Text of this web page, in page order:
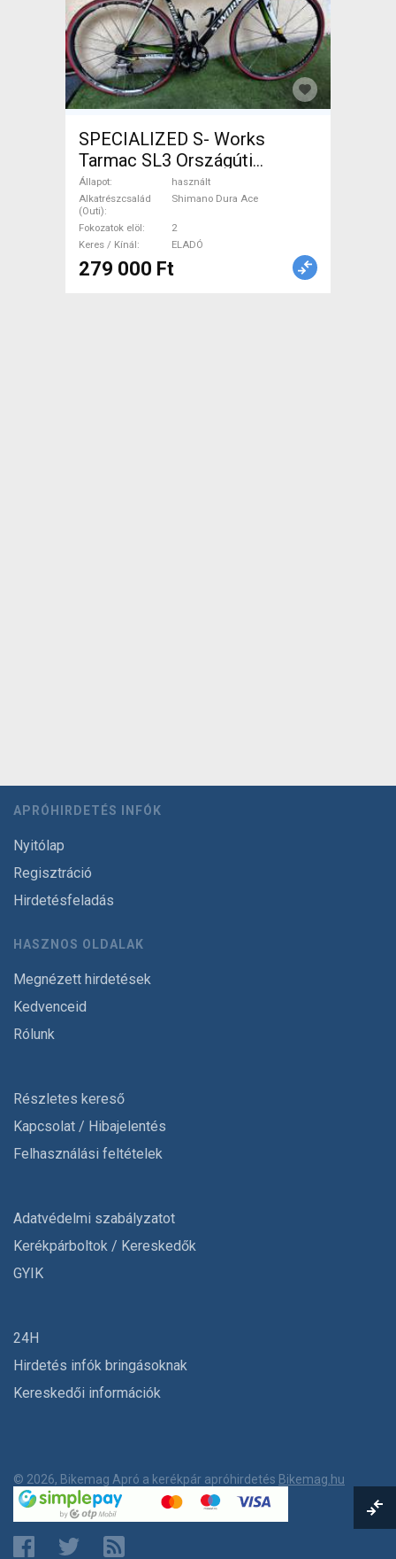
SPECIALIZED S- Works
Tarmac SL3 Országúti
Shimano Dura Ace patkófék
használt ELADÓ
Állapot
használt
Alkatrészcsalád
(Outi)
Shimano Dura Ace
Fokozatok elöl
2
Keres / Kínál
ELADÓ
279 000 Ft
APRÓHIRDETÉS INFÓK
Nyitólap
Regisztráció
Hirdetésfeladás
HASZNOS OLDALAK
Megnézett hirdetések
Kedvenceid
Rólunk
Részletes kereső
Kapcsolat / Hibajelentés
Felhasználási feltételek
Adatvédelmi szabályzatot
Kerékpárboltok / Kereskedők
GYIK
24H
Hirdetés infók bringásoknak
Kereskedői információk
© 2026, Bikemag Apró a kerékpár apróhirdetés Bikemag.hu